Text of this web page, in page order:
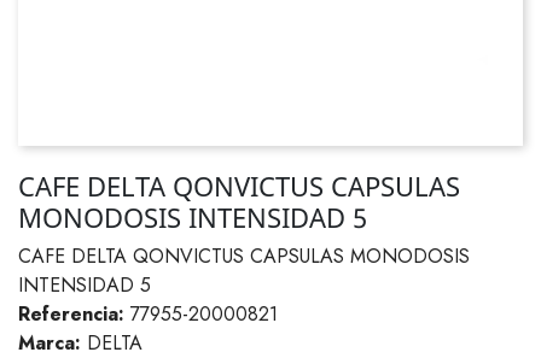
CAFE DELTA QONVICTUS CAPSULAS
MONODOSIS INTENSIDAD 5
CAFE DELTA QONVICTUS CAPSULAS MONODOSIS
INTENSIDAD 5
Referencia: 77955-20000821
Marca: DELTA